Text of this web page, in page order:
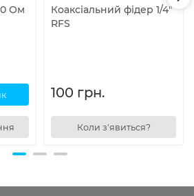
Ом
Коаксіальний фідер 1/4"
RFS
100 грн.
Коли з'явиться?